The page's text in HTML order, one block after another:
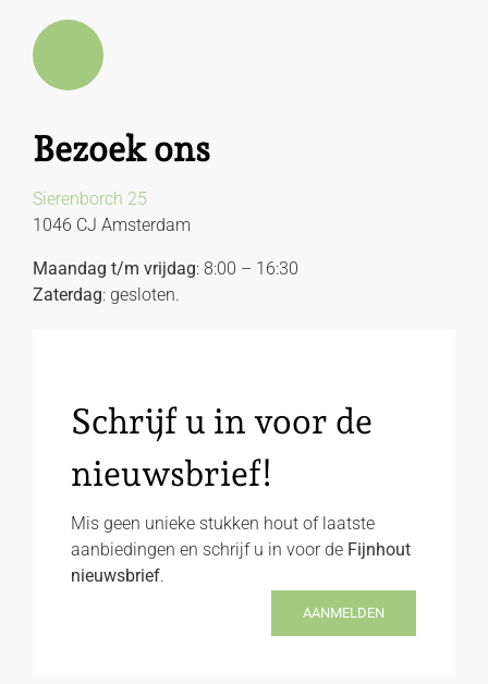
Bezoek ons
Sierenborch 25
1046 CJ Amsterdam
Maandag t/m vrijdag: 8:00 – 16:30
Zaterdag: gesloten.
Schrijf u in voor de
nieuwsbrief!
Mis geen unieke stukken hout of laatste
aanbiedingen en schrijf u in voor de Fijnhout
nieuwsbrief.
AANMELDEN